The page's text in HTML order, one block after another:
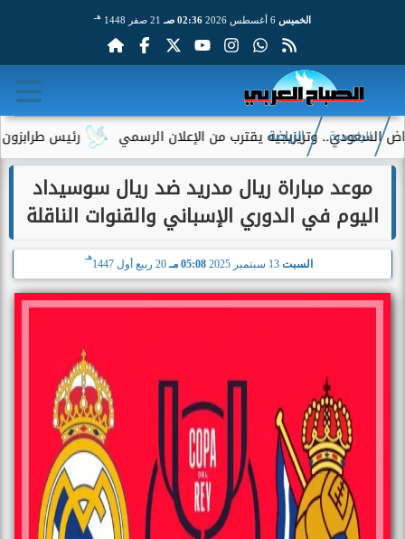
الخميس 02:36 صـ 21 صفر 1448 هـ
رئيس طرابزون وتريزيجيه يقترب من الإعلان الرسمي
الرئيسية الرياضة
موعد مباراة ريال مدريد ضد ريال سوسيداد
اليوم في الدوري الإسباني والقنوات الناقلة
السبت 05:08 مـ 20 ربيع أول 1447
هـ